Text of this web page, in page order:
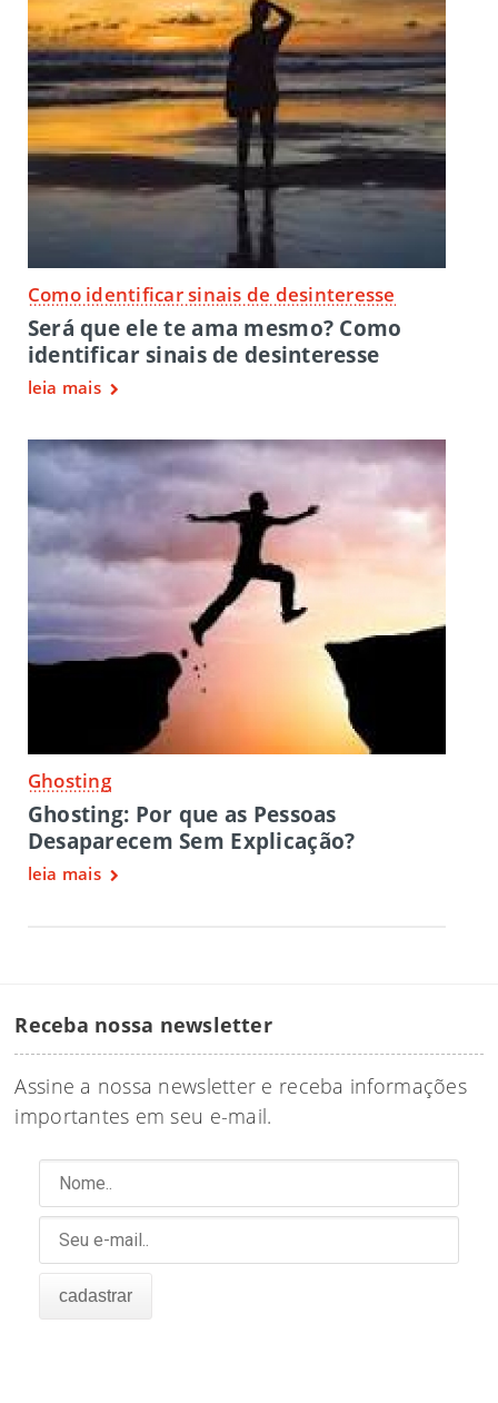
Como identificar sinais de desinteresse
Será que ele te ama mesmo? Como
identificar sinais de desinteresse
leia mais
Ghosting
Ghosting: Por que as Pessoas
Desaparecem Sem Explicação?
leia mais
Receba nossa newsletter
Assine a nossa newsletter e receba informações
importantes em seu e-mail.